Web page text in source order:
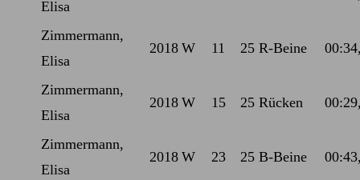
Elisa
Zimmermann,
Elisa
2018 W 11 25 R-Beine
Zimmermann,
Elisa
2018 W 15 25 Rücken
Zimmermann,
Elisa
2018 W 23 25 B-Beine